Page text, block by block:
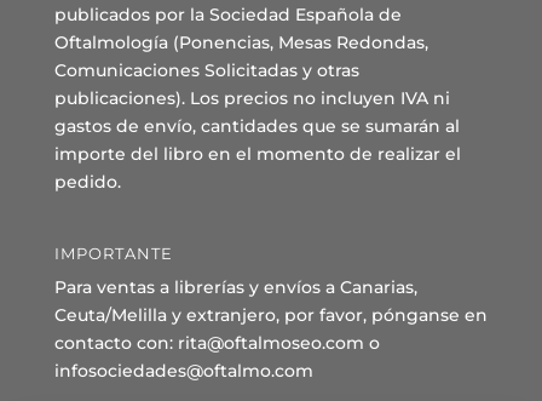
publicados por la Sociedad Española de
Oftalmología (Ponencias, Mesas Redondas,
Comunicaciones Solicitadas y otras
publicaciones). Los precios no incluyen IVA ni
gastos de envío, cantidades que se sumarán al
importe del libro en el momento de realizar el
pedido.
IMPORTANTE
Para ventas a librerías y envíos a Canarias,
Ceuta/Melilla y extranjero, por favor, pónganse en
contacto con: rita@oftalmoseo.com o
infosociedades@oftalmo.com